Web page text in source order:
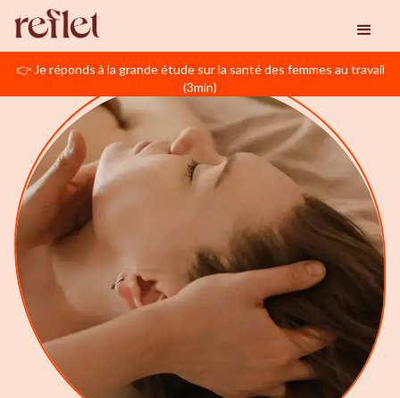
👉 Je réponds à la grande étude sur la santé des femmes au travail
(3min)